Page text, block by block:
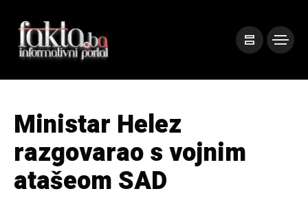
Ministar Helez
razgovarao s vojnim
atašeom SAD